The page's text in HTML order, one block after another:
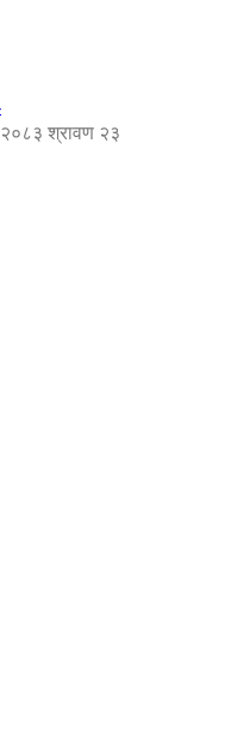
२०८३ श्रावण २३